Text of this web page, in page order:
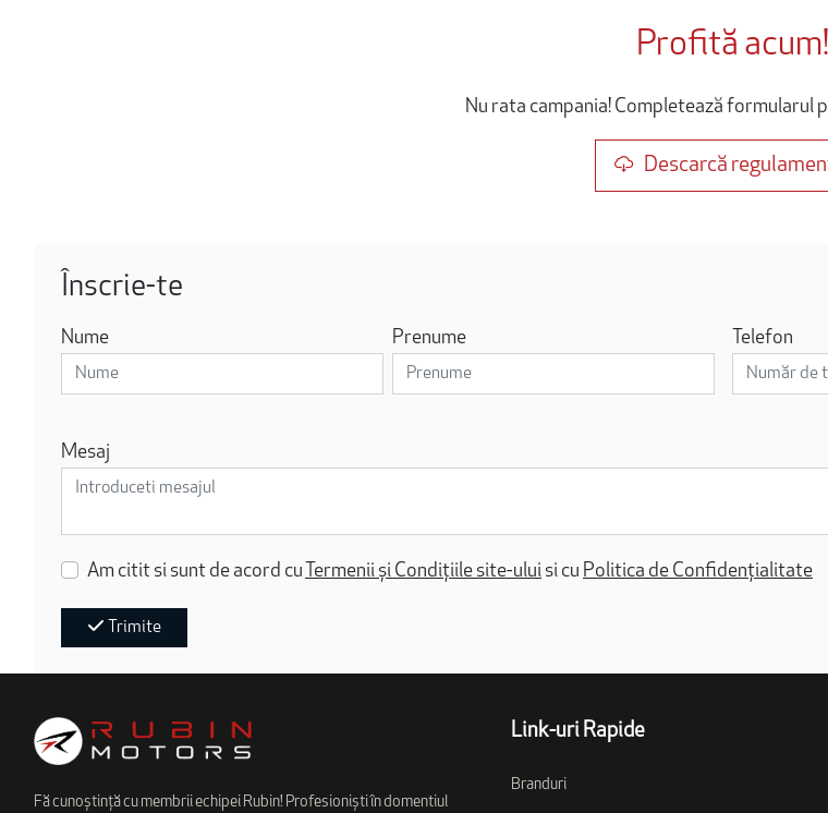
Profită acum!
Nu rata campania! Completează formularul
Descarcă
Înscrie-te
Nume Prenume Telefon
Mesaj
Am citit si sunt de acord cu Termenii și Condițiile site-ului si cu Politica de Confidențialitate
Trimite
Fă cunoștință cu membrii echipei Rubin! Profesioniști în domentiul
Link-uri Rapide
Branduri